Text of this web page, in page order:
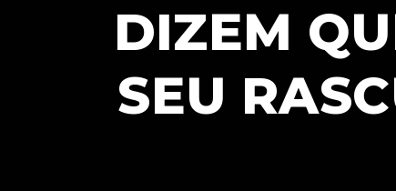
DIZEM
SEU